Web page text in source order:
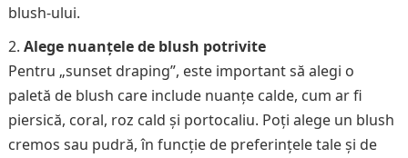
blush-ului.
Alege nuanțele de blush potrivite
Pentru „sunset draping”, este important să alegi o
paletă de blush care include nuanțe calde, cum ar fi
piersică, coral, roz cald și portocaliu. Poți alege un blush
cremos sau pudră, în funcție de preferințele tale și de